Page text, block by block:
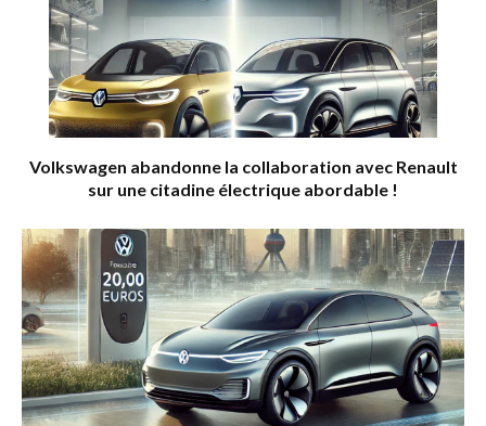
Volkswagen abandonne la collaboration avec Renault
sur une citadine électrique abordable !